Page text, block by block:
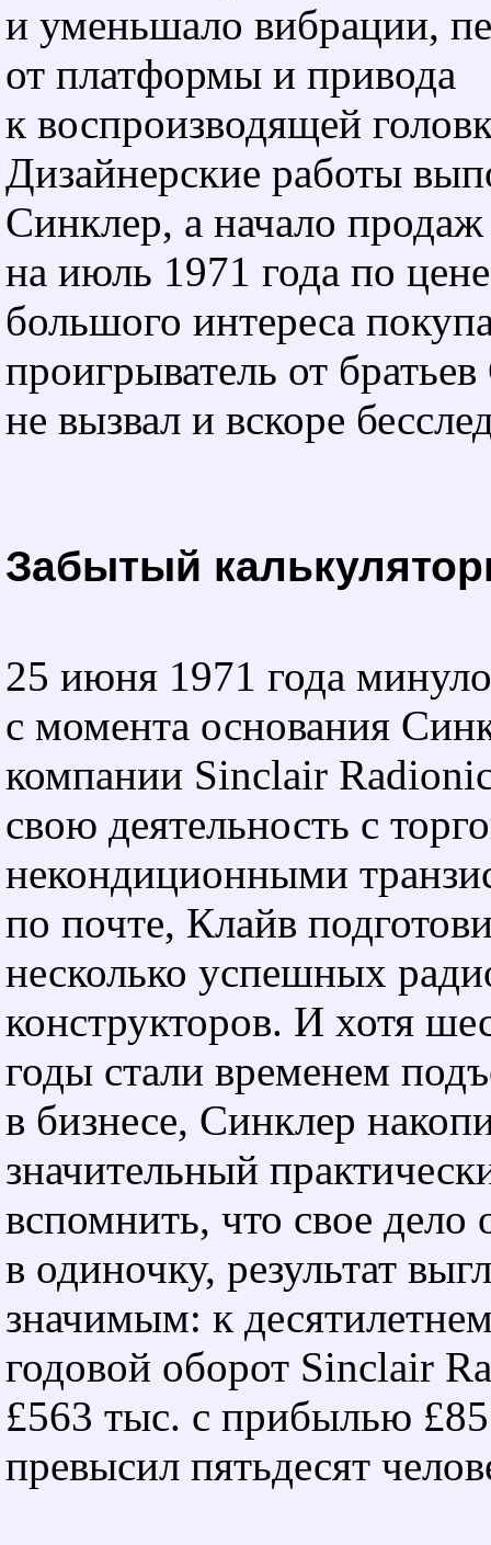
и уменьшало вибрации,
от платформы и привода
к воспроизводящей
Дизайнерские работы
Синклер, а начало продаж
на июль 1971 года по
большого интереса
проигрыватель от
не вызвал и вскоре
Забытый
25 июня 1971 года минуло
с момента основания
компании Sinclair
свою деятельность с
некондиционными
по почте, Клайв
несколько успешных
конструкторов. И хотя
годы стали временем
в бизнесе, Синклер
значительный
вспомнить, что свое дело
в одиночку, результат
значимым: к
годовой оборот Sinclair
£563 тыс. с прибылью
превысил пятьдесят